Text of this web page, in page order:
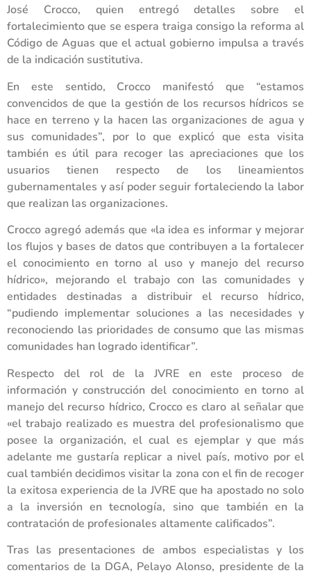
José Crocco, quien entregó detalles sobre el
fortalecimiento que se espera traiga consigo la reforma al
Código de Aguas que el actual gobierno impulsa a través
de la indicación sustitutiva.
En este sentido, Crocco manifestó que “estamos
convencidos de que la gestión de los recursos hídricos se
hace en terreno y la hacen las organizaciones de agua y
sus comunidades”, por lo que explicó que esta visita
también es útil para recoger las apreciaciones que los
usuarios tienen respecto de los lineamientos
gubernamentales y así poder seguir fortaleciendo la labor
que realizan las organizaciones.
Crocco agregó además que «la idea es informar y mejorar
los flujos y bases de datos que contribuyen a la fortalecer
el conocimiento en torno al uso y manejo del recurso
hídrico», mejorando el trabajo con las comunidades y
entidades destinadas a distribuir el recurso hídrico,
“pudiendo implementar soluciones a las necesidades y
reconociendo las prioridades de consumo que las mismas
comunidades han logrado identificar”.
Respecto del rol de la JVRE en este proceso de
información y construcción del conocimiento en torno al
manejo del recurso hídrico, Crocco es claro al señalar que
«el trabajo realizado es muestra del profesionalismo que
posee la organización, el cual es ejemplar y que más
adelante me gustaría replicar a nivel país, motivo por el
cual también decidimos visitar la zona con el fin de recoger
la exitosa experiencia de la JVRE que ha apostado no solo
a la inversión en tecnología, sino que también en la
contratación de profesionales altamente calificados”.
Tras las presentaciones de ambos especialistas y los
comentarios de la DGA, Pelayo Alonso, presidente de la